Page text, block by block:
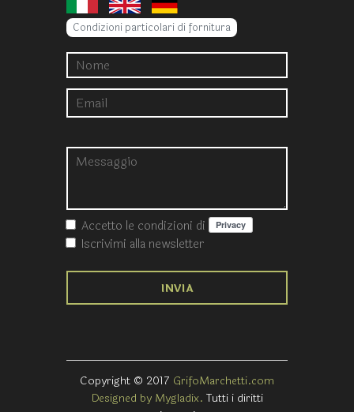
Condizioni particolari di fornitura
Accetto le condizioni di
Iscrivimi alla newsletter
Copyright © 2017 GrifoMarchetti.com
Designed by Mygladix. Tutti i diritti